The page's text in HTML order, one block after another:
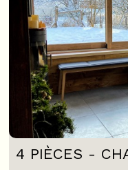
4 PIÈCES -